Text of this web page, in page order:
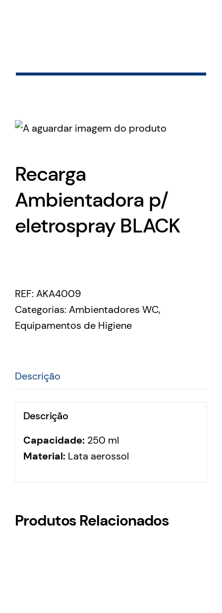
Recarga
Ambientadora p/
eletrospray BLACK
REF: AKA4009
Categorias: Ambientadores WC,
Equipamentos de Higiene
Descrição
Descrição
Capacidade: 250 ml
Material: Lata aerossol
Produtos Relacionados